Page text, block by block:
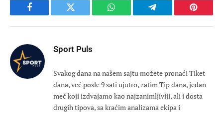
Facebook Twitter WhatsApp Telegram
Sport Puls
Svakog dana na našem sajtu možete pronaći Tiket
dana, već posle 9 sati ujutro, zatim Tip dana, jedan
meč koji izdvajamo kao najzanimljiviji, ali i dosta
drugih tipova, sa kraćim analizama ekipa i